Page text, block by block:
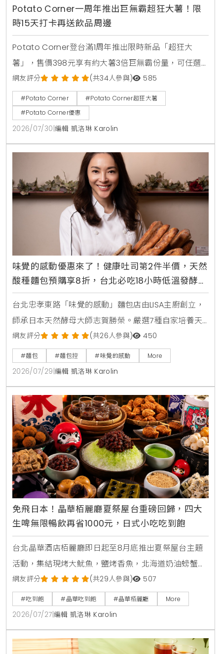
Potato Corner一周年推出巨無霸超狂大薯！限
時15天打卡再送飲品周邊
Potato Corner登台滿1周年推出限時新品「超狂大
薯」，售價398元享有約大薯3倍巨無霸份量，可任選3
種風味粉。2026年8月1日至8月15日活動期間購買超狂
大薯並完成社群打卡任務，免費送2杯消暑飲品，還可
以85元加購全台限量500個POCO磁吸迷你燈箱。
網友評分 (共34人參與) 585
#Potato Corner
#Potato Corner超狂大薯
#Potato Corner優惠
2026/07/30 編輯 凱洛琳 Karolin
味覺的感動優惠來了！健康吐司第2件半價，天然
酸種麵包預購享8折，台北必吃18小時低溫發酵麵
包
台北忠孝東路「味覺的感動」麵包店由LISA主廚創立，
師承日本天然酵母大師志賀勝榮。嚴選7種自家培養天
然酵母與18小時低溫發酵工藝，主打不脹氣、無添加的
健康吐司、104%高加水核桃起司農夫麵包與蕃茄乳酪酸
種麵包。即日起推出健康吐司第2件半價、天然酸種麵
包預購8折優惠
網友評分 (共26人參與) 450
#麵包 #麵包控 #味覺的感動 More
2026/07/29 編輯 凱洛琳 Karolin
免飛日本！晶華栢麗廳夏祭屋台重磅回歸，四大
生啤無限暢飲再省1000元，日式小吃吃到飽
台北晶華酒店栢麗廳即日起至8月底推出夏祭屋台主題
活動，集結現烤大魷魚，鹽烤香魚，北海道奶油螃蟹燒
及甜蝦鮭魚親子丼等十數款日本街邊美食，搭配日本四
大生啤無限暢飲，下載晶華會APP領取折價券，4人同
行最高可折抵1000元，是暑假聚餐首選。
網友評分 (共29人參與) 507
#吃到飽 #晶華吃到飽 #晶華栢麗廳 More
2026/07/27 編輯 凱洛琳 Karolin